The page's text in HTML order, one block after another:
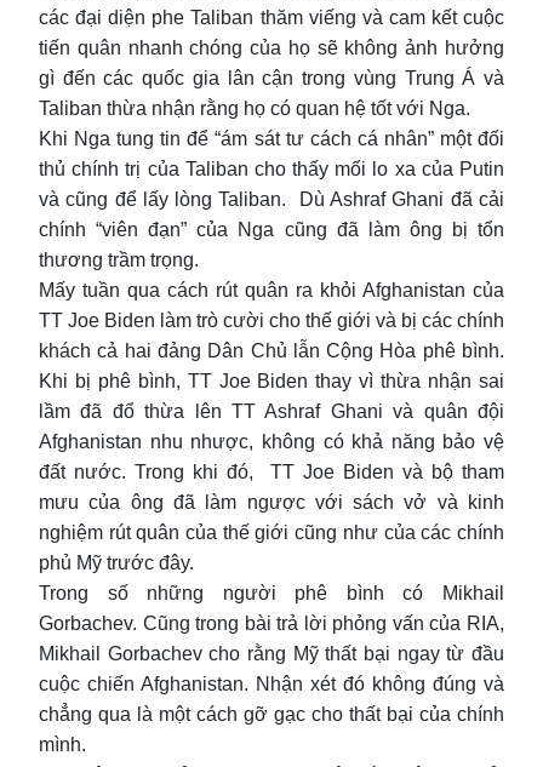
các đại diện phe Taliban thăm viếng và cam kết cuộc
tiến quân nhanh chóng của họ sẽ không ảnh hưởng
gì đến các quốc gia lân cận trong vùng Trung Á và
Taliban thừa nhận rằng họ có quan hệ tốt với Nga.
Khi Nga tung tin để “ám sát tư cách cá nhân” một đối
thủ chính trị của Taliban cho thấy mối lo xa của Putin
và cũng để lấy lòng Taliban. Dù Ashraf Ghani đã cải
chính “viên đạn” của Nga cũng đã làm ông bị tổn
thương trầm trọng.
Mấy tuần qua cách rút quân ra khỏi Afghanistan của
TT Joe Biden làm trò cười cho thế giới và bị các chính
khách cả hai đảng Dân Chủ lẫn Cộng Hòa phê bình.
Khi bị phê bình, TT Joe Biden thay vì thừa nhận sai
lầm đã đổ thừa lên TT Ashraf Ghani và quân đội
Afghanistan nhu nhược, không có khả năng bảo vệ
đất nước. Trong khi đó, TT Joe Biden và bộ tham
mưu của ông đã làm ngược với sách vở và kinh
nghiệm rút quân của thế giới cũng như của các chính
phủ Mỹ trước đây.
Trong số những người phê bình có Mikhail
Gorbachev. Cũng trong bài trả lời phỏng vấn của RIA,
Mikhail Gorbachev cho rằng Mỹ thất bại ngay từ đầu
cuộc chiến Afghanistan. Nhận xét đó không đúng và
chẳng qua là một cách gỡ gạc cho thất bại của chính
mình.